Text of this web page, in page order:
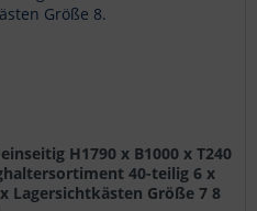
H1790 x B1000 x T240
40-teilig 6 x
Lagersichtkästen Größe 7 8